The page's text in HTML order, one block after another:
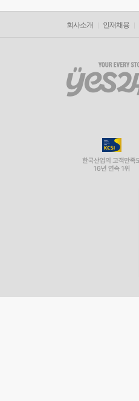
회사소개 인재채용